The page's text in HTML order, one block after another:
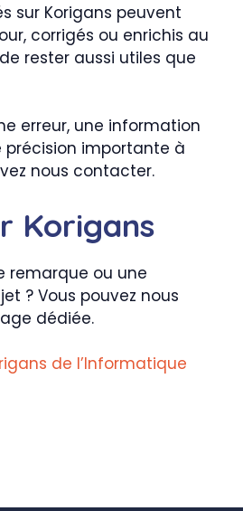
sur Korigans peuvent
corrigés ou enrichis au
rester aussi utiles que
erreur, une information
précision importante à
nous contacter.
Korigans
remarque ou une
? Vous pouvez nous
dédiée.
de l’Informatique